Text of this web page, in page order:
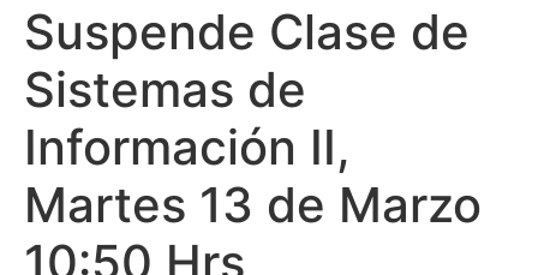
Suspende Clase de
Sistemas de
Información II,
Martes 13 de Marzo
10:50 Hrs